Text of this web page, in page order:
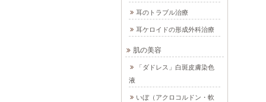
耳のトラブル治療
耳ケロイドの形成外科治療
肌の美容
「ダドレス」白斑皮膚染色
液
いぼ（アクロコルドン・軟